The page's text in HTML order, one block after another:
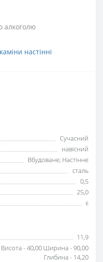
алкоголю
настінні
Сучасний
навісний
Вбудоване; Настінне
сталь
0,5
25,0
є
11,9
Висота - 40,00 Ширина - 90,00
Глибина - 14,20